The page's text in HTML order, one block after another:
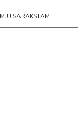
SARAKSTAM